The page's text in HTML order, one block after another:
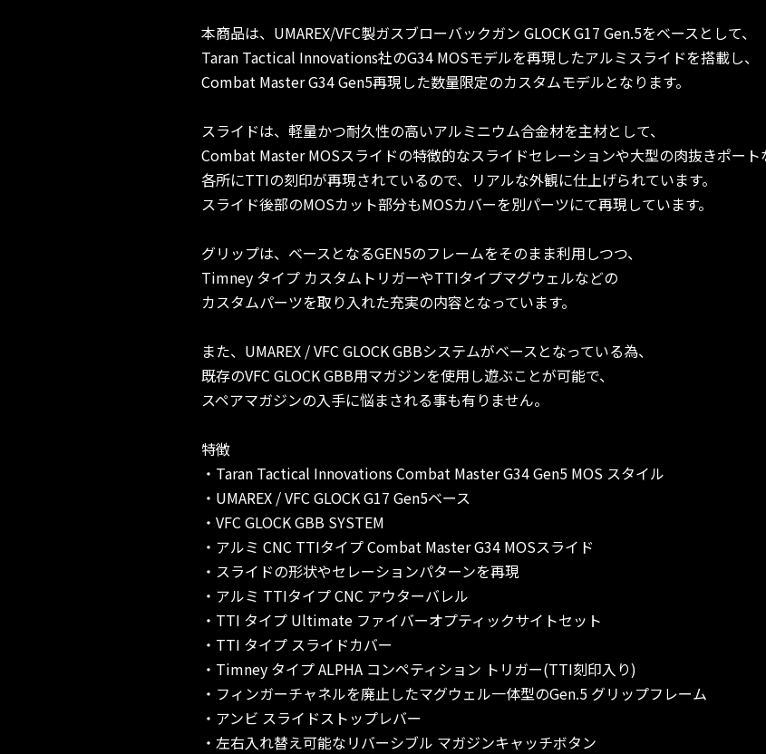
本商品は、UMAREX/VFC製ガスブローバックガン GLOCK G17 Gen.5をベースとして、
Taran Tactical Innovations社のG34 MOSモデルを再現したアルミスライドを搭載し、
Combat Master G34 Gen5再現した数量限定のカスタムモデルとなります。
スライドは、軽量かつ耐久性の高いアルミニウム合金材を主材として、
Combat Master MOSスライドの特徴的なスライドセレーションや大型の肉抜きポート
各所にTTIの刻印が再現されているので、リアルな外観に仕上げられています。
スライド後部のMOSカット部分もMOSカバーを別パーツにて再現しています。
グリップは、ベースとなるGEN5のフレームをそのまま利用しつつ、
Timney タイプ カスタムトリガーやTTIタイプマグウェルなどの
カスタムパーツを取り入れた充実の内容となっています。
また、UMAREX / VFC GLOCK GBBシステムがベースとなっている為、
既存のVFC GLOCK GBB用マガジンを使用し遊ぶことが可能で、
スペアマガジンの入手に悩まされる事も有りません。
特徴
・Taran Tactical Innovations Combat Master G34 Gen5 MOS スタイル
・UMAREX / VFC GLOCK G17 Gen5ベース
・VFC GLOCK GBB SYSTEM
・アルミ CNC TTIタイプ Combat Master G34 MOSスライド
・スライドの形状やセレーションパターンを再現
・アルミ TTIタイプ CNC アウターバレル
・TTI タイプ Ultimate ファイバーオプティックサイトセット
・TTI タイプ スライドカバー
・Timney タイプ ALPHA コンペティション トリガー(TTI刻印入り)
・フィンガーチャネルを廃止したマグウェル一体型のGen.5 グリップフレーム
・アンビ スライドストップレバー
・左右入れ替え可能なリバーシブル マガジンキャッチボタン